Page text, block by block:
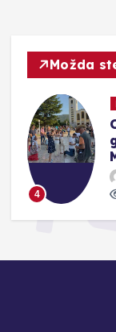
Možda
4